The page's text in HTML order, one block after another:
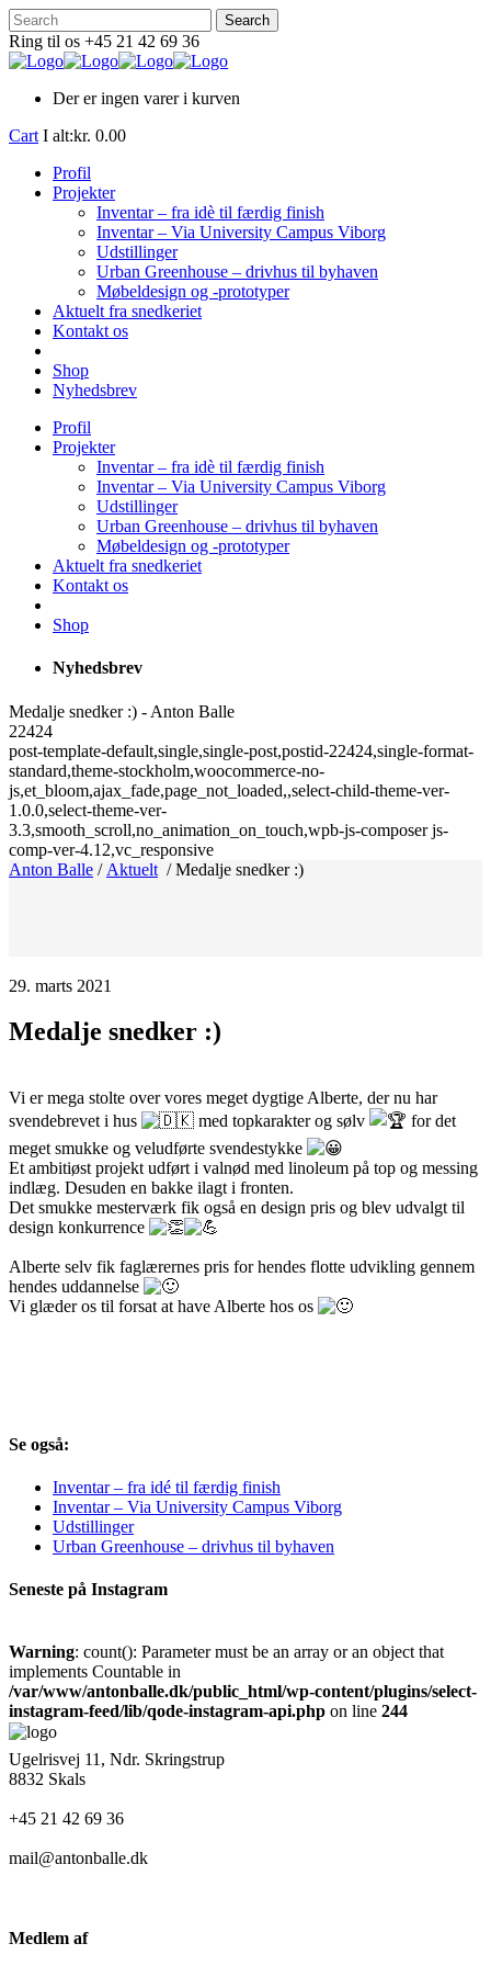
Ring til os +45 21 42 69 36
Der er ingen varer i kurven
Cart I alt:kr. 0.00
Profil
Projekter
Inventar – fra idè til færdig finish
Inventar – Via University Campus Viborg
Udstillinger
Urban Greenhouse – drivhus til byhaven
Møbeldesign og -prototyper
Aktuelt fra snedkeriet
Kontakt os
Shop
Nyhedsbrev
Profil
Projekter
Inventar – fra idè til færdig finish
Inventar – Via University Campus Viborg
Udstillinger
Urban Greenhouse – drivhus til byhaven
Møbeldesign og -prototyper
Aktuelt fra snedkeriet
Kontakt os
Shop
Nyhedsbrev
Medalje snedker :) - Anton Balle
22424
post-template-default,single,single-post,postid-22424,single-format-
standard,theme-stockholm,woocommerce-no-
js,et_bloom,ajax_fade,page_not_loaded,,select-child-theme-ver-
1.0.0,select-theme-ver-
3.3,smooth_scroll,no_animation_on_touch,wpb-js-composer js-
comp-ver-4.12,vc_responsive
Anton Balle / Aktuelt /Medalje snedker :)
29. marts 2021
Medalje snedker :)
Vi er mega stolte over vores meget dygtige Alberte, der nu har
svendebrevet i hus
med topkarakter og sølv
for det
meget smukke og veludførte svendestykke
Et ambitiøst projekt udført i valnød med linoleum på top og messing
indlæg. Desuden en bakke ilagt i fronten.
Det smukke mesterværk fik også en design pris og blev udvalgt til
design konkurrence
Alberte selv fik faglærernes pris for hendes flotte udvikling gennem
hendes uddannelse
Vi glæder os til forsat at have Alberte hos os
Se også:
Inventar – fra idé til færdig finish
Inventar – Via University Campus Viborg
Udstillinger
Urban Greenhouse – drivhus til byhaven
Seneste på Instagram
Warning: count(): Parameter must be an array or an object that
implements Countable in
/var/www/antonballe.dk/public_html/wp-content/plugins/select-
instagram-feed/lib/qode-instagram-api.php on line 244
Ugelrisvej 11, Ndr. Skringstrup
8832 Skals
+45 21 42 69 36
mail@antonballe.dk
Medlem af